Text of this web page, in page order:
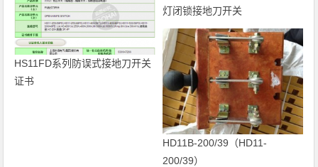
HS11FD系列防误式接地刀开关
证书
灯闭锁接地刀开关
HD11B-200/39（HD11-
200/39）